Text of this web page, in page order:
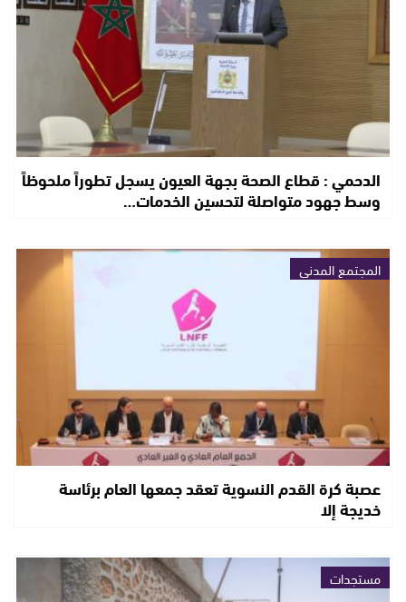
الدحمي : قطاع الصحة بجهة العيون يسجل تطوراً ملحوظاً
وسط جهود متواصلة لتحسين الخدمات…
المجتمع المدني
عصبة كرة القدم النسوية تعقد جمعها العام برئاسة
خديجة إلا
مستجدات